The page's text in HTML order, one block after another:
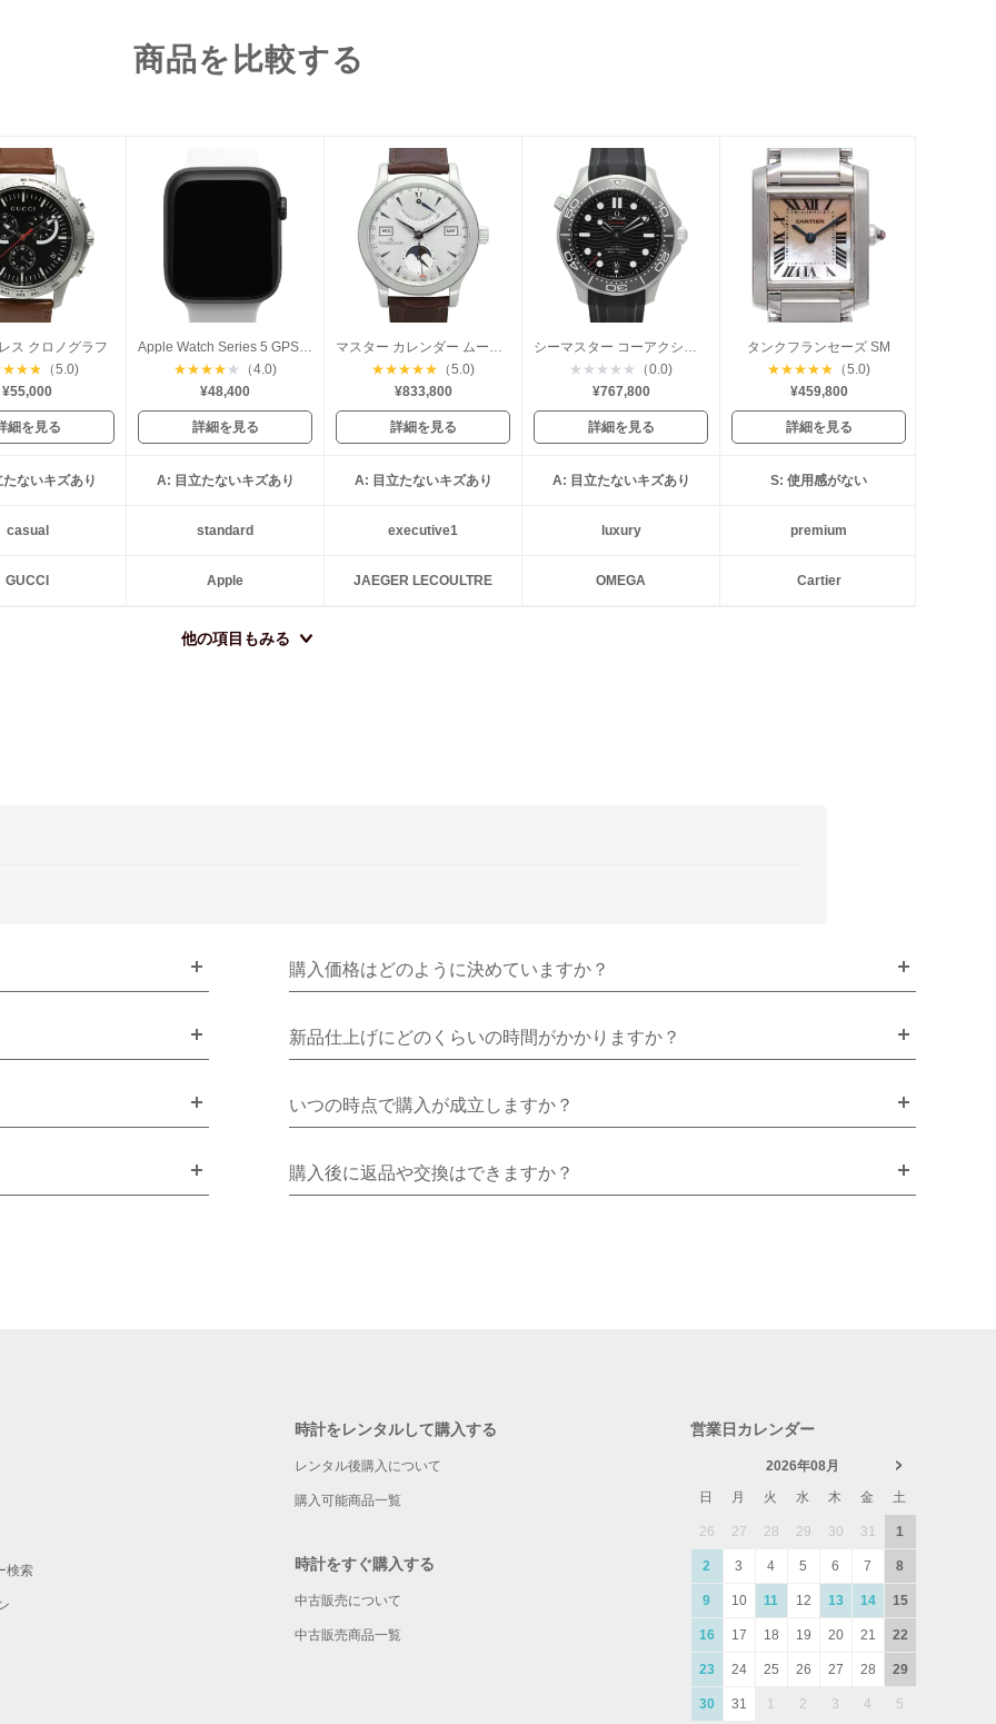
商品を比較する
ス クロノグラフ
★★★ （5.0)
¥55,000
細を見る
Apple Watch Series 5 GPS 44mm
★★★★ ★
（4.0)
¥48,400
詳細を見る
マスター カレンダー ムーンフェイズ
★★★★★ （5.0)
¥833,800
詳細を見る
シーマスター コーアクシャル ダイバー300
★ ★ ★ ★ ★
（0.0)
¥767,800
詳細を見る
タンクフランセーズ SM
★★★★★ （5.0)
¥459,800
詳細を見る
ないキズあり A: 目立たないキズあり A: 目立たないキズあり A: 目立たないキズあり S: 使用感がない
casual standard executive1 luxury premium
GUCCI Apple JAEGER LECOULTRE OMEGA Cartier
他の項目もみる
購入価格はどのように決めていますか？
新品仕上げにどのくらいの時間がかかりますか？
いつの時点で購入が成立しますか？
購入後に返品や交換はできますか？
検索
時計をレンタルして購入する
レンタル後購入について
購入可能商品一覧
時計をすぐ購入する
中古販売について
中古販売商品一覧
営業日カレンダー
2026年08月
日
月 火 水 木 金 土
26 27 28 29 30 31 1
2 3 4 5 6 7 8
9 10 11 12 13 14 15
16 17 18 19 20 21 22
23 24 25 26 27 28 29
30 31 1 2 3 4 5
よくあるご質問